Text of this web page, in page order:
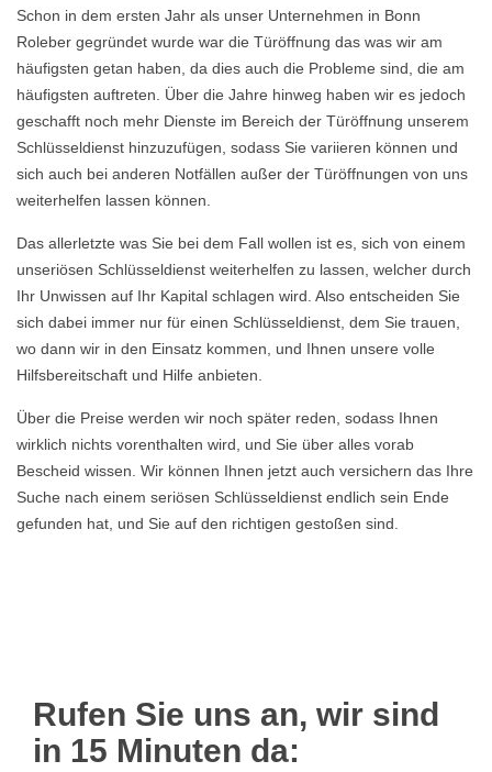
Schon in dem ersten Jahr als unser Unternehmen in Bonn
Roleber gegründet wurde war die Türöffnung das was wir am
häufigsten getan haben, da dies auch die Probleme sind, die am
häufigsten auftreten. Über die Jahre hinweg haben wir es jedoch
geschafft noch mehr Dienste im Bereich der Türöffnung unserem
Schlüsseldienst hinzuzufügen, sodass Sie variieren können und
sich auch bei anderen Notfällen außer der Türöffnungen von uns
weiterhelfen lassen können.
Das allerletzte was Sie bei dem Fall wollen ist es, sich von einem
unseriösen Schlüsseldienst weiterhelfen zu lassen, welcher durch
Ihr Unwissen auf Ihr Kapital schlagen wird. Also entscheiden Sie
sich dabei immer nur für einen Schlüsseldienst, dem Sie trauen,
wo dann wir in den Einsatz kommen, und Ihnen unsere volle
Hilfsbereitschaft und Hilfe anbieten.
Über die Preise werden wir noch später reden, sodass Ihnen
wirklich nichts vorenthalten wird, und Sie über alles vorab
Bescheid wissen. Wir können Ihnen jetzt auch versichern das Ihre
Suche nach einem seriösen Schlüsseldienst endlich sein Ende
gefunden hat, und Sie auf den richtigen gestoßen sind.
Rufen Sie uns an, wir sind
in 15 Minuten da: